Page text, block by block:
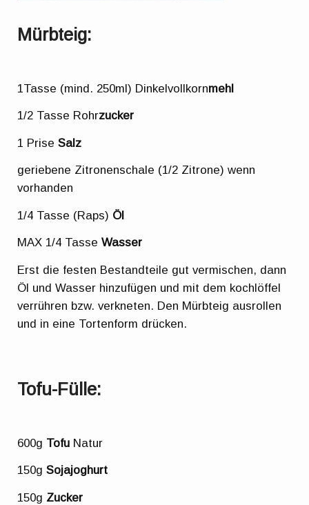
Mürbteig:
1Tasse (mind. 250ml) Dinkelvollkornmehl
1/2 Tasse Rohrzucker
1 PriseSalz
geriebene Zitronenschale (1/2 Zitrone) wenn
vorhanden
1/4 Tasse (Raps) Öl
MAX 1/4 TasseWasser
Erst die festen Bestandteile gut vermischen, dann
Öl und Wasser hinzufügen und mit dem kochlöffel
verrühren bzw. verkneten. Den Mürbteig ausrollen
und in eine Tortenform drücken.
Tofu-Fülle:
600g Tofu Natur
150gSojajoghurt
150g Zucker